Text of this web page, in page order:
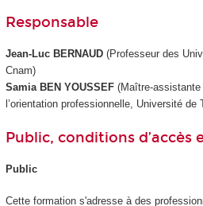
Responsable
Jean-Luc BERNAUD(Professeur des
Cnam)
Samia BEN YOUSSEF(Maître-assistante
l’orientation professionnelle, Université de
Public, conditions d’accès
Public
Cette formation s'adresse à des